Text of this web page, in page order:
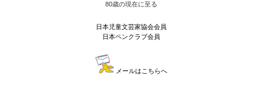
80歳の現在に至る
日本児童文芸家協会会員
日本ペンクラブ会員
メールはこちらへ